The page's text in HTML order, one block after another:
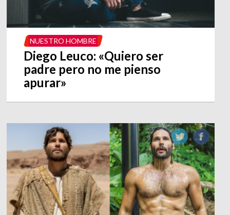
NUESTRO HOMBRE
Diego Leuco: «Quiero ser
padre pero no me pienso
apurar»